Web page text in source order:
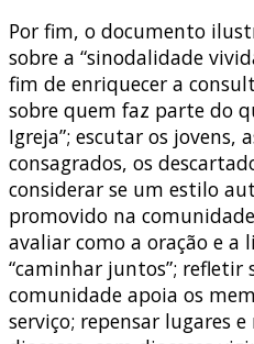
Por fim, o documento
sobre a “sinodalidade
fim de enriquecer a
sobre quem faz parte do
Igreja”; escutar os jovens,
consagrados, os
considerar se um estilo
promovido na
avaliar como a oração e
“caminhar juntos”; refletir
comunidade apoia os
serviço; repensar lugares